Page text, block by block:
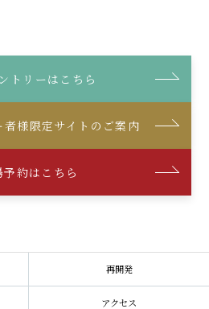
トリーはこちら
者様限定サイトのご案内
予約はこちら
再開発
アクセス